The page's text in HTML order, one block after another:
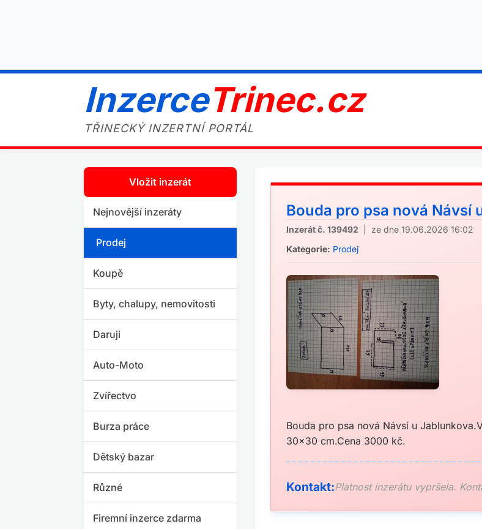
InzerceTrinec.cz
TŘINECKÝ INZERTNÍ PORTÁL
Vložit inzerát
Nejnovější inzeráty
Prodej
Koupě
Byty, chalupy, nemovitosti
Daruji
Auto-Moto
Zvířectvo
Burza práce
Dětský bazar
Různé
Firemní inzerce zdarma
Bouda pro psa nová Návsí
Inzerát č. 139492 | ze dne 19.06.2026 16:02
Kategorie: Prodej
Bouda pro psa nová Návsí u
30x30 cm.Cena 3000 kč.
Kontakt:Platnost inzerátu vypršela.